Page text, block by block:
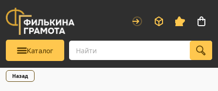
Каталог
Назад